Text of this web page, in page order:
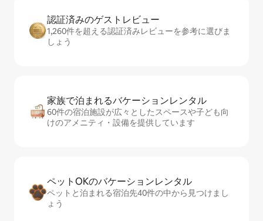
認証済みのゲ⁠ス⁠ト⁠レ⁠ビ⁠ュ⁠ー
1,260件を超える認証済みレビューを参考に選びま
しょう
家族で泊まれるバ⁠ケ⁠ー⁠シ⁠ョ⁠ンレ⁠ン⁠タ⁠ル
60件の宿泊施設が広々としたスペースや子ども向
けのアメニティ・設備を提供しています
ペットOKのバ⁠ケ⁠ー⁠シ⁠ョ⁠ンレ⁠ン⁠タ⁠ル
ペットと泊まれる宿泊先40件の中から見つけまし
ょう